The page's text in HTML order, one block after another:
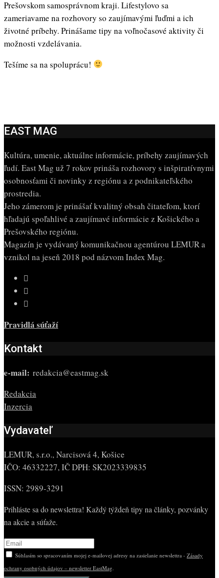
Prešovskom samosprávnom kraji. Lifestylovo sa
zameriavame na rozhovory so zaujímavými ľuďmi a ich
životné príbehy. Prinášame tipy na voľnočasové aktivity či
možnosti vzdelávania.
Tešíme sa na spoluprácu!
EAST MAG
Kultúra, umenie, aktuálne informácie, príbehy zaujímavých
ľudí. East Mag už 7 rokov prináša rozhovory s inšpiratívnymi
osobnosťami či novinky z regiónu a z podnikateľského
prostredia.
Jeho zámerom je prinášať kvalitný obsah čitateľom, ktorí
hľadajú spoľahlivé a zaujímavé informácie z Košického a
Prešovského regiónu.
Magazín je vydávaný komunikačnou agentúrou LEMUR a
vznikol na jeseň 2018 pod názvom Index Mag.
Pravidlá súťaží
Kontakt
e-mail: redakcia@eastmag.sk
Redakcia
Inzercia
Vydavateľ
LEMUR, s.r.o., Narcisová 4, Košice
IČO: 46332227, IČ DPH: SK2023339835
ISSN: 2989-3291
Prihláste sa do newslettra! Každý týždeň tipy na články, pozvánky
na akcie a súťaže.
Súhlasím so spracovaním mojej e-mailovej adresy na zasielanie newslettra - Zásady
ochrany osobných údajov – newsletter EastMag